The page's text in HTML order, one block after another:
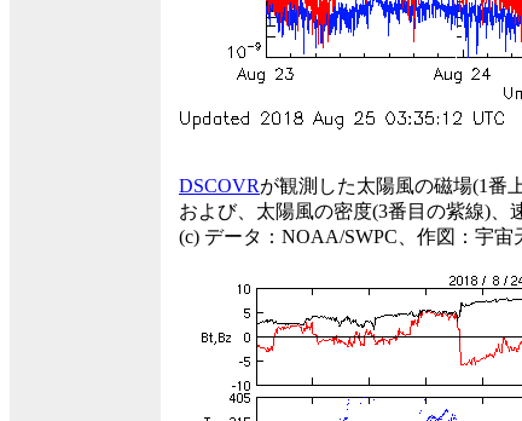
DSCOVRが観測した太陽風の磁場(1番
および、太陽風の密度(3番目の紫線)、
(c) データ：NOAA/SWPC、作図：宇宙